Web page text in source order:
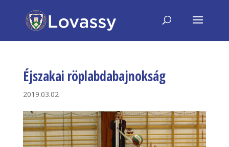
Éjszakai röplabdabajnokság
2019.03.02